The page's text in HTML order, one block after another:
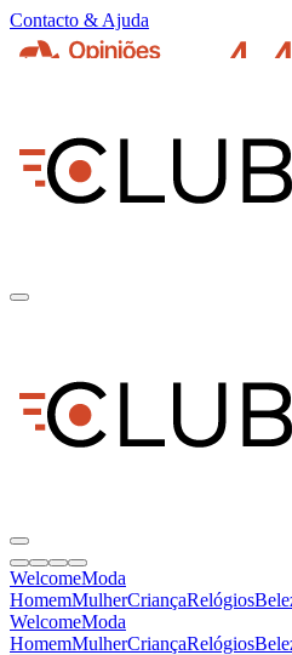
Contacto & Ajuda
WelcomeModa
HomemMulherCriançaRelógios
WelcomeModa
HomemMulherCriançaRelógios